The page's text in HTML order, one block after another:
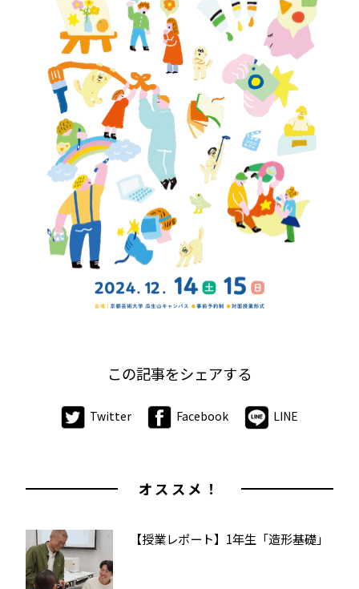
この記事をシェアする
Twitter Facebook LINE
オススメ！
【授業レポート】1年生「造形基礎」